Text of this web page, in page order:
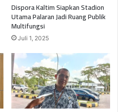
Dispora Kaltim Siapkan Stadion
Utama Palaran Jadi Ruang Publik
Multifungsi
Juli 1, 2025